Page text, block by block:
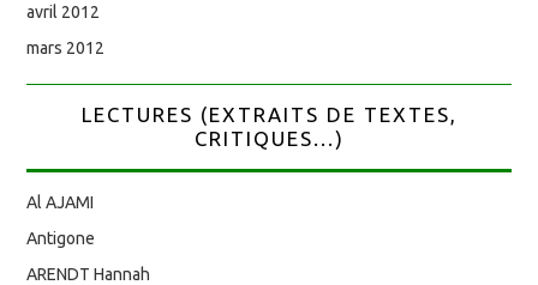
avril 2012
mars 2012
LECTURES (EXTRAITS DE TEXTES,
CRITIQUES...)
Al AJAMI
Antigone
ARENDT Hannah